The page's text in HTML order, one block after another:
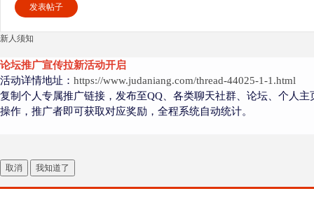
发表帖子
新人须知
论坛推广宣传拉新活动开启
活动详情地址： https://www.judaniang.com/thread-44025-1-1.html
复制个人专属推广链接，发布至QQ、各类聊天社群、论坛、个人
操作，推广者即可获取对应奖励，全程系统自动统计。
取消 我知道了